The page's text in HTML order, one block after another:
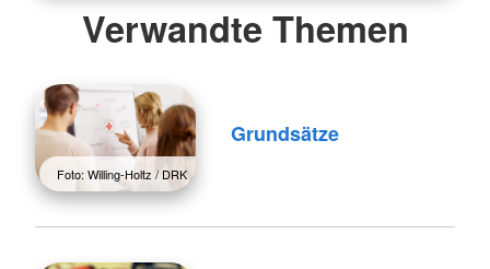
Verwandte Themen
Foto: Willing-Holtz / DRK
Grundsätze